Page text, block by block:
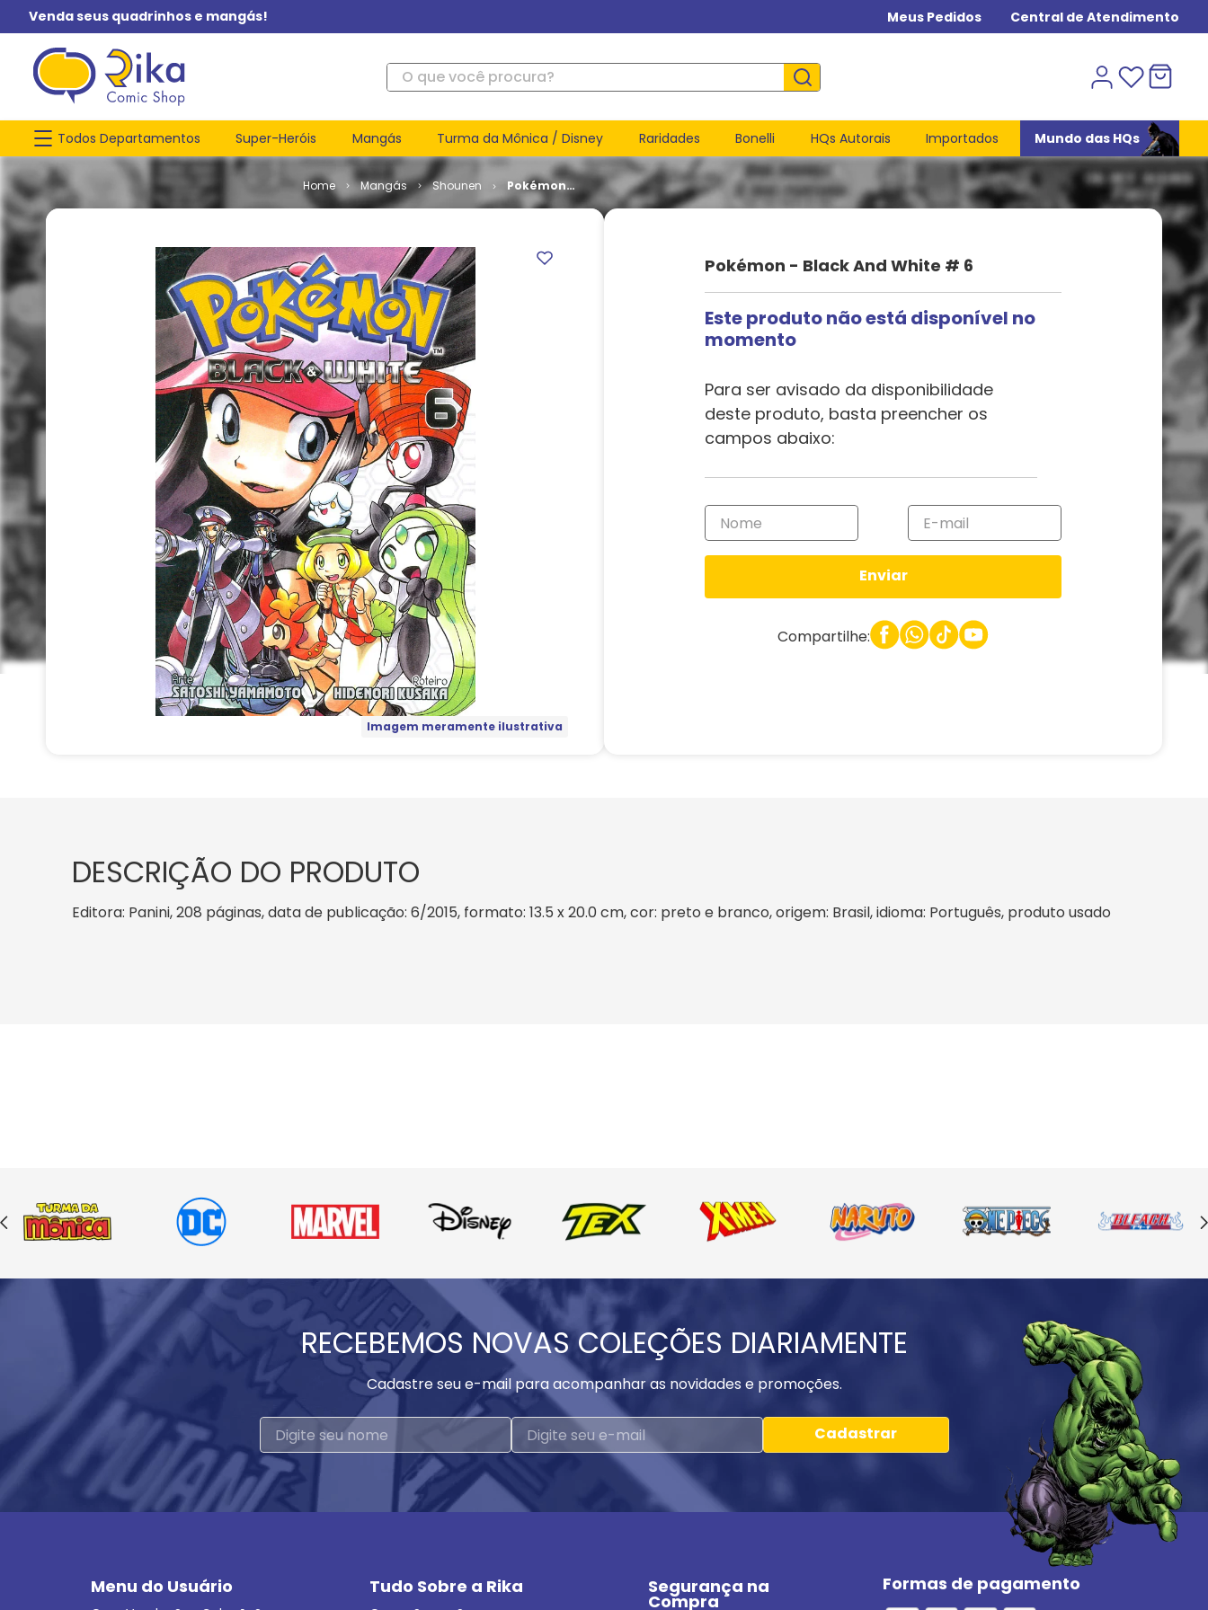
Venda seus quadrinhos e mangás! Meus Pedidos Central de Atendimento
O que você procura?
Todos Departamentos Super-Heróis Mangás Turma da Mônica / Disney Raridades Bonelli HQs Autorais Importados Mundo das HQs
Mangás Shounen
Pokémon -
Black and
Imagem meramente ilustrativa
Pokémon - Black And White # 6
Este produto não está disponível no
momento
Para ser avisado da disponibilidade
deste produto, basta preencher os
campos abaixo:
Enviar
Compartilhe:
DESCRIÇÃO DO PRODUTO
Editora: Panini, 208 páginas, data de publicação: 6/2015, formato: 13.5 x 20.0 cm, cor: preto e branco, origem: Brasil, idioma: Português, produto usado
RECEBEMOS NOVAS COLEÇÕES DIARIAMENTE
Cadastre seu e-mail para acompanhar as novidades e promoções.
Cadastrar
Menu do Usuário Tudo Sobre a Rika Segurança na
Compra
Formas de pagamento